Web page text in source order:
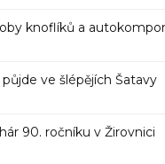
knoflíků a
půjde ve šlépějích Šatavy
90. ročníku v Žirovnici